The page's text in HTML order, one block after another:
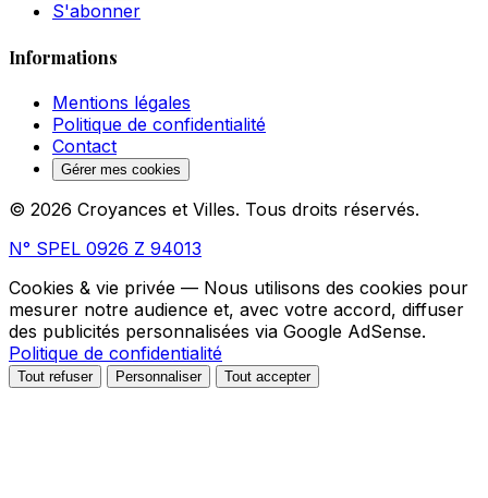
S'abonner
Informations
Mentions légales
Politique de confidentialité
Contact
Gérer mes cookies
© 2026 Croyances et Villes. Tous droits réservés.
N° SPEL 0926 Z 94013
Cookies & vie privée — Nous utilisons des cookies pour
mesurer notre audience et, avec votre accord, diffuser
des publicités personnalisées via Google AdSense.
Politique de confidentialité
Tout refuser Personnaliser Tout accepter